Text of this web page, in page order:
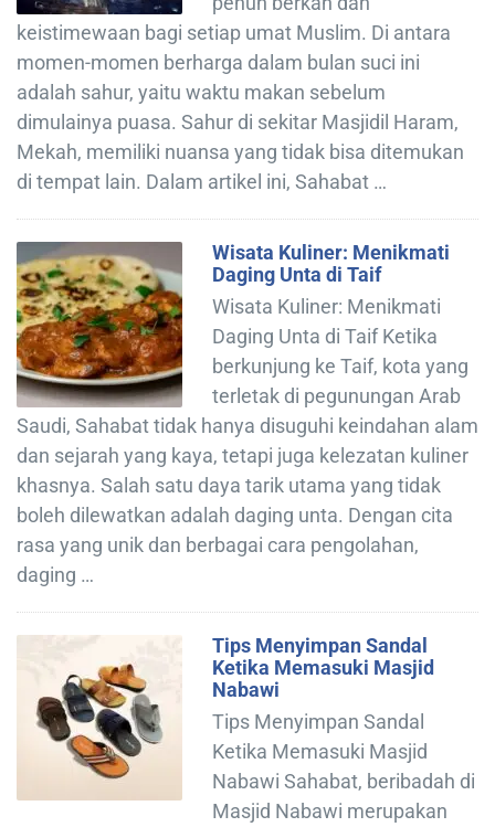
keistimewaan bagi setiap umat Muslim. Di antara
momen-momen berharga dalam bulan suci ini
adalah sahur, yaitu waktu makan sebelum
dimulainya puasa. Sahur di sekitar Masjidil Haram,
Mekah, memiliki nuansa yang tidak bisa ditemukan
di tempat lain. Dalam artikel ini, Sahabat …
Wisata Kuliner: Menikmati
Daging Unta di Taif
Wisata Kuliner: Menikmati
Daging Unta di Taif Ketika
berkunjung ke Taif, kota yang
terletak di pegunungan Arab
Saudi, Sahabat tidak hanya disuguhi keindahan alam
dan sejarah yang kaya, tetapi juga kelezatan kuliner
khasnya. Salah satu daya tarik utama yang tidak
boleh dilewatkan adalah daging unta. Dengan cita
rasa yang unik dan berbagai cara pengolahan,
daging …
Tips Menyimpan Sandal
Ketika Memasuki Masjid
Nabawi
Tips Menyimpan Sandal
Ketika Memasuki Masjid
Nabawi Sahabat, beribadah di
Masjid Nabawi merupakan